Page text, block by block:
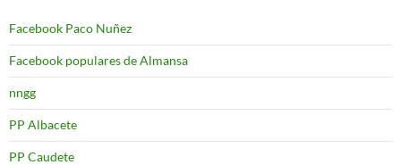
Facebook Paco Nuñez
Facebook populares de Almansa
nngg
PP Albacete
PP Caudete